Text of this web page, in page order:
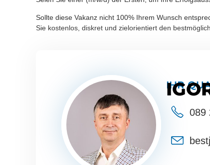
Sollte diese Vakanz nicht 100% Ihrem Wunsch
Sie kostenlos, diskret und zielorientiert den
IHR
089